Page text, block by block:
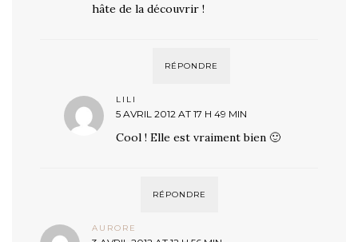
hâte de la découvrir !
RÉPONDRE
LILI
5 AVRIL 2012 AT 17 H 49 MIN
Cool ! Elle est vraiment bien 🙂
RÉPONDRE
AURORE